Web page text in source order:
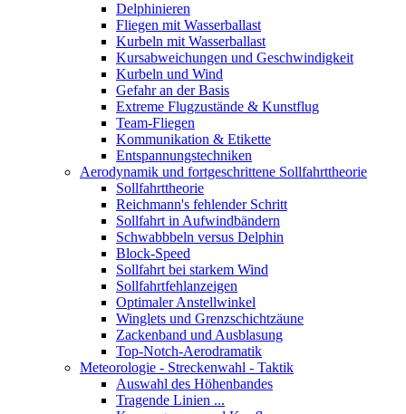
Delphinieren
Fliegen mit Wasserballast
Kurbeln mit Wasserballast
Kursabweichungen und Geschwindigkeit
Kurbeln und Wind
Gefahr an der Basis
Extreme Flugzustände & Kunstflug
Team-Fliegen
Kommunikation & Etikette
Entspannungstechniken
Aerodynamik und fortgeschrittene Sollfahrttheorie
Sollfahrttheorie
Reichmann's fehlender Schritt
Sollfahrt in Aufwindbändern
Schwabbbeln versus Delphin
Block-Speed
Sollfahrt bei starkem Wind
Sollfahrtfehlanzeigen
Optimaler Anstellwinkel
Winglets und Grenzschichtzäune
Zackenband und Ausblasung
Top-Notch-Aerodramatik
Meteorologie - Streckenwahl - Taktik
Auswahl des Höhenbandes
Tragende Linien ...